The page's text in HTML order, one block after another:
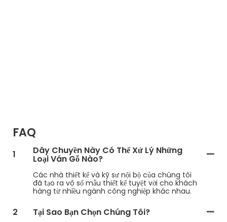
FAQ
1 Dây Chuyền Này Có Thể Xử Lý Những
Loại Ván Gỗ Nào?
Các nhà thiết kế và kỹ sư nội bộ của chúng tôi
đã tạo ra vô số mẫu thiết kế tuyệt vời cho khách
hàng từ nhiều ngành công nghiệp khác nhau.
2 Tại Sao Bạn Chọn Chúng Tôi?